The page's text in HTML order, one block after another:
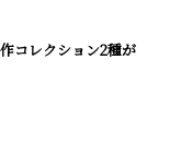
コレクション2種が